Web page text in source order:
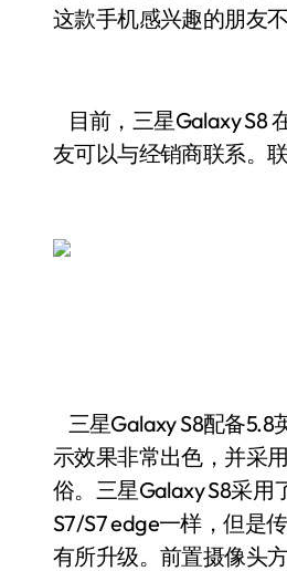
这款手机感兴趣的朋友
目前，三星Galaxy S8
友可以与经销商联系。
三星Galaxy S8配备5.8
示效果非常出色，并采
俗。三星Galaxy S8采用
S7/S7 edge一样，但是
有所升级。前置摄像头